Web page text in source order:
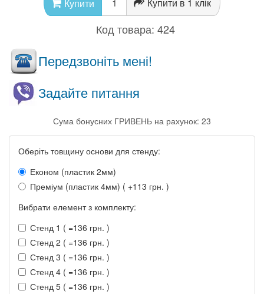
Купити Купити в 1 клік
Код товара: 424
Передзвоніть мені!
Задайте питання
Сума бонусних ГРИВЕНЬ на рахунок: 23
Оберіть товщину основи для стенду:
Економ (пластик 2мм)
Преміум (пластик 4мм) ( +113 грн. )
Вибрати елемент з комплекту:
Стенд 1 ( =136 грн. )
Стенд 2 ( =136 грн. )
Стенд 3 ( =136 грн. )
Стенд 4 ( =136 грн. )
Стенд 5 ( =136 грн. )